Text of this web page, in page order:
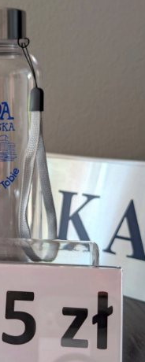
tytułów do
stołach dla graczy
pozyskane środki
działania
teatralnych,
jest przez
nr. 33 Szkoła